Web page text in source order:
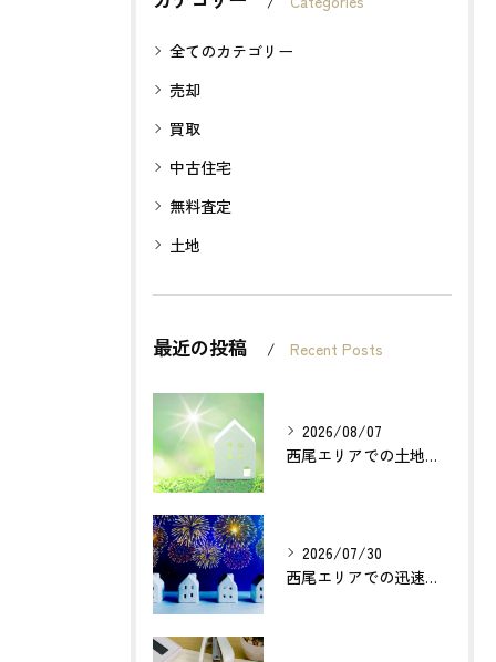
全てのカテゴリー
売却
買取
中古住宅
無料査定
土地
最近の投稿 Recent Posts
2026/08/07
西尾エリアでの土地売却成功の秘訣とは？
2026/07/30
西尾エリアでの迅速確実な不動産買取のポイントは？